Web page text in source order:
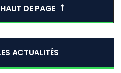
DE PAGE
ACTUALITÉS